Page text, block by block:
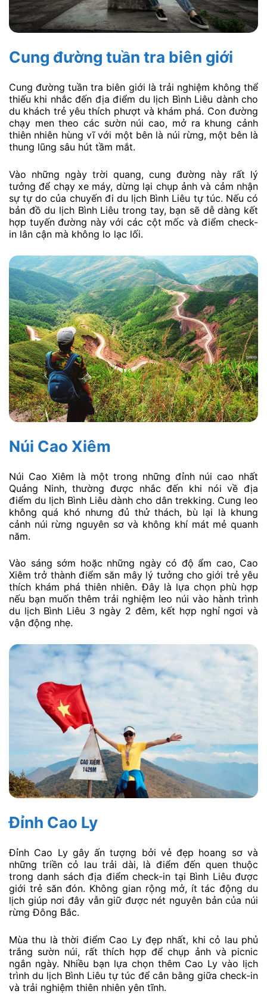
Cung đường tuần tra biên giới
Cung đường tuần tra biên giới là trải nghiệm không thể
thiếu khi nhắc đến địa điểm du lịch Bình Liêu dành cho
du khách trẻ yêu thích phượt và khám phá. Con đường
chạy men theo các sườn núi cao, mở ra khung cảnh
thiên nhiên hùng vĩ với một bên là núi rừng, một bên là
thung lũng sâu hút tầm mắt.
Vào những ngày trời quang, cung đường này rất lý
tưởng để chạy xe máy, dừng lại chụp ảnh và cảm nhận
sự tự do của chuyến đi du lịch Bình Liêu tự túc. Nếu có
bản đồ du lịch Bình Liêu trong tay, bạn sẽ dễ dàng kết
hợp tuyến đường này với các cột mốc và điểm check-
in lân cận mà không lo lạc lối.
Núi Cao Xiêm
Núi Cao Xiêm là một trong những đỉnh núi cao nhất
Quảng Ninh, thường được nhắc đến khi nói về địa
điểm du lịch Bình Liêu dành cho dân trekking. Cung leo
không quá khó nhưng đủ thử thách, bù lại là khung
cảnh núi rừng nguyên sơ và không khí mát mẻ quanh
năm.
Vào sáng sớm hoặc những ngày có độ ẩm cao, Cao
Xiêm trở thành điểm săn mây lý tưởng cho giới trẻ yêu
thích khám phá thiên nhiên. Đây là lựa chọn phù hợp
nếu bạn muốn thêm trải nghiệm leo núi vào hành trình
du lịch Bình Liêu 3 ngày 2 đêm, kết hợp nghỉ ngơi và
vận động nhẹ.
Đỉnh Cao Ly
Đỉnh Cao Ly gây ấn tượng bởi vẻ đẹp hoang sơ và
những triền cỏ lau trải dài, là điểm đến quen thuộc
trong danh sách địa điểm check-in tại Bình Liêu được
giới trẻ săn đón. Không gian rộng mở, ít tác động du
lịch giúp nơi đây vẫn giữ được nét nguyên bản của núi
rừng Đông Bắc.
Mùa thu là thời điểm Cao Ly đẹp nhất, khi cỏ lau phủ
trắng sườn núi, rất thích hợp để chụp ảnh và picnic
ngắn ngày. Nhiều bạn lựa chọn thêm Cao Ly vào lịch
trình du lịch Bình Liêu tự túc để cân bằng giữa check-in
và trải nghiệm thiên nhiên yên tĩnh.